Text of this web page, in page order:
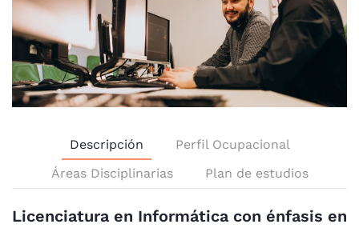
Descripción
Perfil Ocupacional
Áreas Disciplinarias
Plan de estudios
Licenciatura en Informática con énfasis en